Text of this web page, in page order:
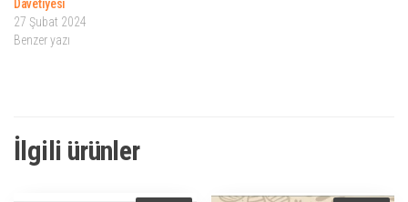
Davetiyesi
27 Şubat 2024
Benzer yazı
İlgili ürünler